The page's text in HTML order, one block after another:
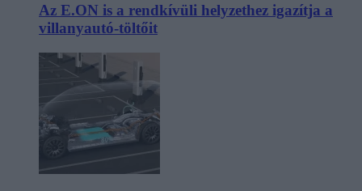
Az E.ON is a rendkívüli helyzethez igazítja a
villanyautó-töltőit